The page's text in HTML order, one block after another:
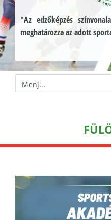
"Az edzőképzés
meghatározza az adott
Menj...